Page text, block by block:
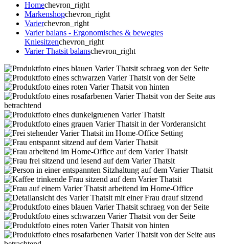
Homechevron_right
Markenshopchevron_right
Varierchevron_right
Varier balans - Ergonomisches & bewegtes
Kniesitzenchevron_right
Varier Thatsit balanschevron_right